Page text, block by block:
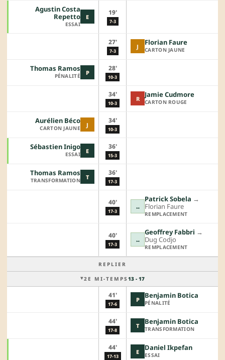
E
Agustin Costa
Repetto
ESSAI
19'
7-3
27'
7-3
J Florian Faure
CARTON JAUNE
P
Thomas Ramos
PÉNALITÉ
28'
10-3
34'
10-3
R Jamie Cudmore
CARTON ROUGE
J
Aurélien Béco
CARTON JAUNE
34'
10-3
E
Sébastien Inigo
ESSAI
36'
15-3
T
Thomas Ramos
TRANSFORMATION
36'
17-3
40'
17-3
↔
Patrick Sobela →︎
Florian Faure
REMPLACEMENT
40'
17-3
↔
Geoffrey Fabbri →︎
Dug Codjo
REMPLACEMENT
REPLIER
2E MI-TEMPS 13 - 17
41'
17-6
P Benjamin Botica
PÉNALITÉ
44'
17-8
T Benjamin Botica
TRANSFORMATION
44'
17-13
E Daniel Ikpefan
ESSAI